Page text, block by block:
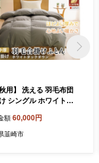
秋用】 洗える 羽毛布団
シングル ホワイトダ
中厚 春用 秋用 [川村
梨県 韮崎市 2074548
額 60,000円
韮崎市